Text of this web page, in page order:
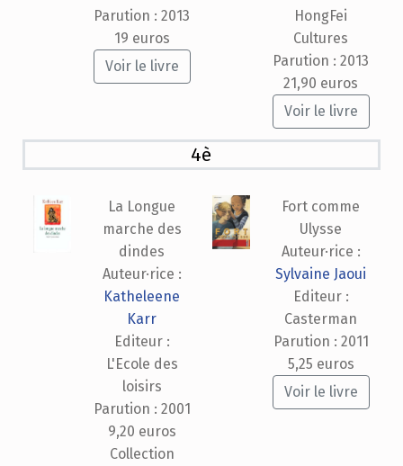
Parution : 2013
19 euros
Voir le livre
HongFei
Cultures
Parution : 2013
21,90 euros
Voir le livre
4è
La Longue
marche des
dindes
Auteur·rice :
Katheleene
Karr
Editeur :
L'Ecole des
loisirs
Parution : 2001
9,20 euros
Collection
Fort comme
Ulysse
Auteur·rice :
Sylvaine Jaoui
Editeur :
Casterman
Parution : 2011
5,25 euros
Voir le livre